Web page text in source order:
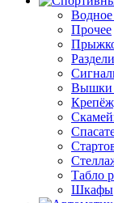
Прочее
Вышки
Табло
Шкафы